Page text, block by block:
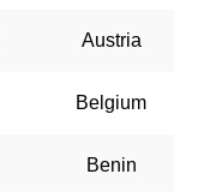
Austria
Belgium
Benin